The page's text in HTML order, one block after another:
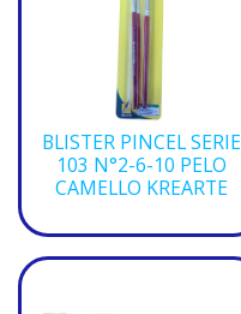
BLISTER PINCEL SERIE
103 N°2-6-10 PELO
CAMELLO KREARTE